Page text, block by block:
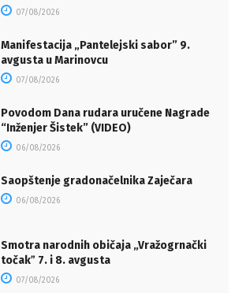
07/08/2026
Manifestacija „Pantelejski sabor” 9.
avgusta u Marinovcu
07/08/2026
Povodom Dana rudara uručene Nagrade
“Inženjer Šistek” (VIDEO)
06/08/2026
Saopštenje gradonačelnika Zaječara
06/08/2026
Smotra narodnih običaja „Vražogrnački
točakˮ 7. i 8. avgusta
07/08/2026